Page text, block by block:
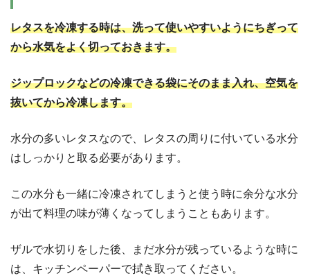
レタスを冷凍する時は、洗って使いやすいようにちぎって
から水気をよく切っておきます。
ジップロックなどの冷凍できる袋にそのまま入れ、空気を
抜いてから冷凍します。
水分の多いレタスなので、レタスの周りに付いている水分
はしっかりと取る必要があります。
この水分も一緒に冷凍されてしまうと使う時に余分な水分
が出て料理の味が薄くなってしまうこともあります。
ザルで水切りをした後、まだ水分が残っているような時に
は、キッチンペーパーで拭き取ってください。